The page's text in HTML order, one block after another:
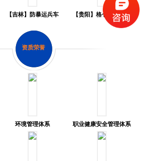
【吉林】防暴运兵车 【贵阳】格仑特指挥车
资质荣誉
环境管理体系 职业健康安全管理体系